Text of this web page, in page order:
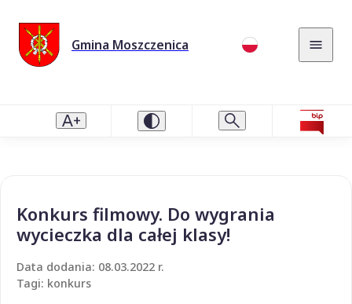
Gmina Moszczenica
Konkurs filmowy. Do wygrania
wycieczka dla całej klasy!
Data dodania: 08.03.2022 r.
Tagi: konkurs